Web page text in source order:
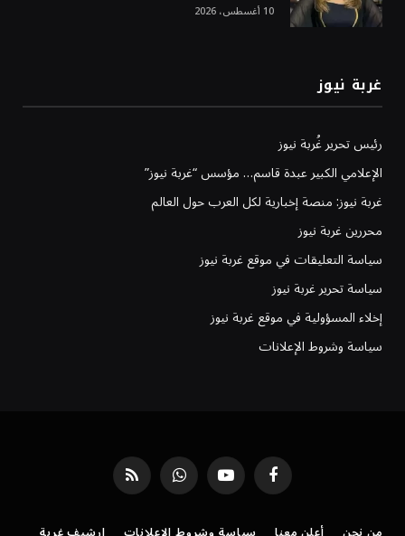
10 أغسطس، 2026
غربة نيوز
رئيس تحرير غُربة نيوز
الإعلامي الكبير عبدة قاسم… مؤسس “غربة نيوز”
غربة نيوز: منصة إخبارية لكل العرب حول العالم
محررين غربة نيوز
سياسة التعليقات في موقع غربة نيوز
سياسة تحرير غربة نيوز
إخلاء المسؤولية في موقع غربة نيوز
سياسة وشروط الإعلانات
فيسبوك يوتيوب واتساب RSS